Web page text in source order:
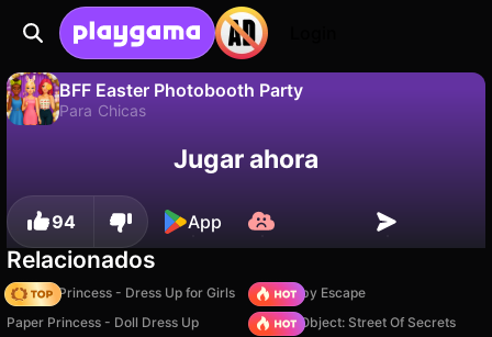
BFF Easter Photobooth Party
Para Chicas
¡Guarda el progreso!Jugar ahora
94 App
Relacionados
Fashion Princess - Dress Up for Girls
Your Obby Escape
Paper Princess - Doll Dress Up
Hidden Object: Street Of Secrets